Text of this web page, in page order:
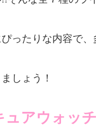
ぴったりな内容で
しょう！
ュアウォッ